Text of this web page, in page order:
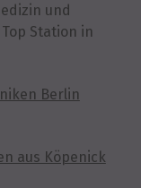
und
Station in
Berlin
aus Köpenick